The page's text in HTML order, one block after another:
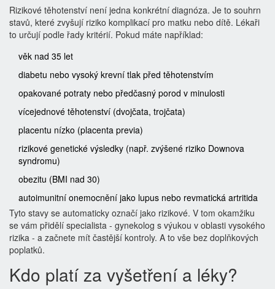
Rizikové těhotenství není jedna konkrétní diagnóza. Je to souhrn
stavů, které zvyšují riziko komplikací pro matku nebo dítě. Lékaři
to určují podle řady kritérií. Pokud máte například:
věk nad 35 let
diabetu nebo vysoký krevní tlak před těhotenstvím
opakované potraty nebo předčasný porod v minulosti
vícejednové těhotenství (dvojčata, trojčata)
placentu nízko (placenta previa)
rizikové genetické výsledky (např. zvýšené riziko Downova
syndromu)
obezitu (BMI nad 30)
autoimunitní onemocnění jako lupus nebo revmatická artritida
Tyto stavy se automaticky označí jako rizikové. V tom okamžiku
se vám přidělí specialista - gynekolog s výukou v oblasti vysokého
rizika - a začnete mít častější kontroly. A to vše bez doplňkových
poplatků.
Kdo platí za vyšetření a léky?